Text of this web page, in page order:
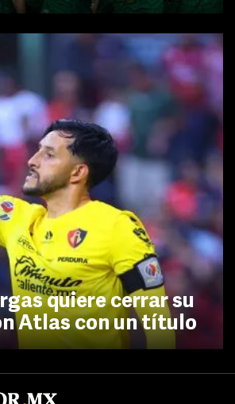
quiere cerrar su
Atlas con un título